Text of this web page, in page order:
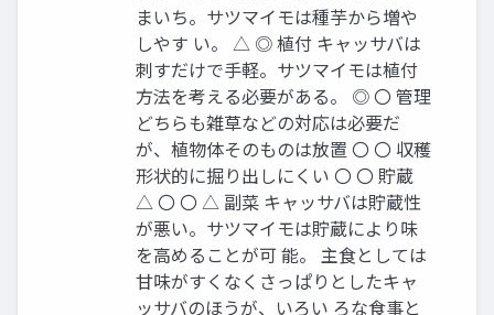
まいち。サツマイモは種芋から増や
しやす い。 △ ◎ 植付 キャッサバは
刺すだけで手軽。サツマイモは植付
方法を考える必要がある。 ◎ 〇 管理
どちらも雑草などの対応は必要だ
が、植物体そのものは放置 〇 〇 収穫
形状的に掘り出しにくい 〇 〇 貯蔵
△ 〇 〇 △ 副菜 キャッサバは貯蔵性
が悪い。サツマイモは貯蔵により味
を高めることが可 能。 主食としては
甘味がすくなくさっぱりとしたキャ
ッサバのほうが、いろい ろな食事と